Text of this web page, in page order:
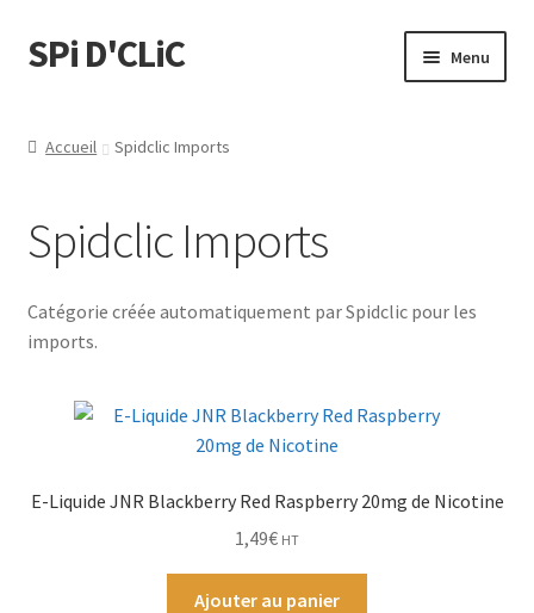
SPi D'CLiC Menu
Tubes
Tubeuses/Rouleuses
Chichas
Accueil Spidclic Imports
Spidclic Imports
Catégorie créée automatiquement par Spidclic pour les
imports.
E-Liquide JNR Blackberry Red Raspberry 20mg de Nicotine
1,49€ HT
Ajouter au panier